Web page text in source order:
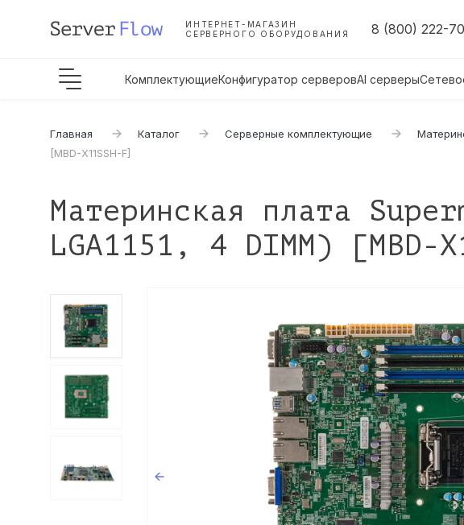
ИНТЕРНЕТ-МАГАЗИН
СЕРВЕРНОГО ОБОРУДОВАНИЯ
8 (800) 222-
КомплектующиеКонфигуратор серверовAI серверы
Главная Каталог Серверные комплектующие
[MBD-X11SSH-F]
Материнская плата
LGA1151, 4 DIMM) [MBD-